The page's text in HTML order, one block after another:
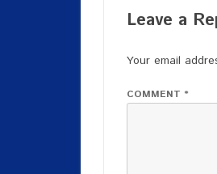
Leave a
Your email
COMMENT *